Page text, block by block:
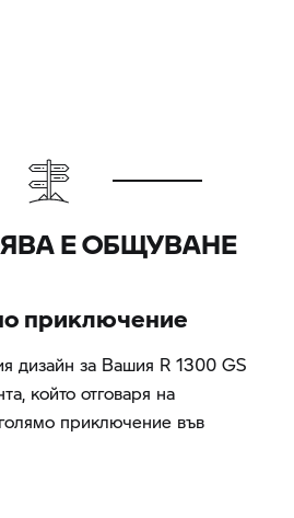
Е ОБЩУВАНЕ
приключение
дизайн за Вашия R 1300 GS
който отговаря на
приключение във